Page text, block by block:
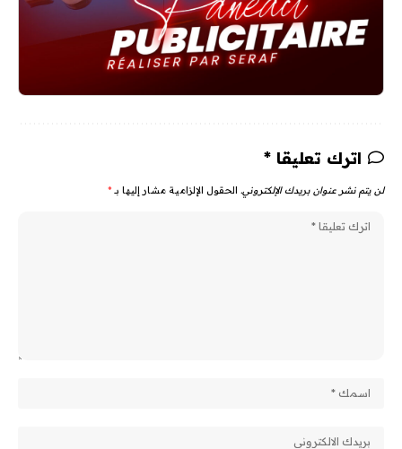
اترك تعليقا *
لن يتم نشر عنوان بريدك الإلكتروني. الحقول الإلزامية مشار إليها بـ *